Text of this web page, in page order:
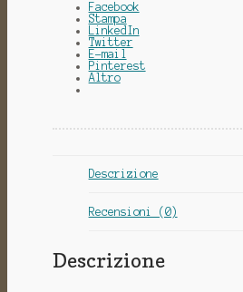
Facebook
Stampa
LinkedIn
Twitter
E-mail
Pinterest
Altro
Descrizione
Recensioni (0)
Descrizione